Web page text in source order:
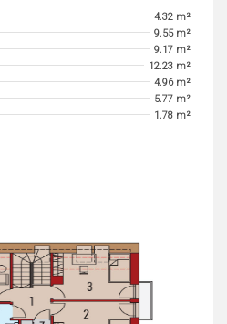
4.32 m²
9.55 m²
9.17 m²
12.23 m²
4.96 m²
5.77 m²
1.78 m²